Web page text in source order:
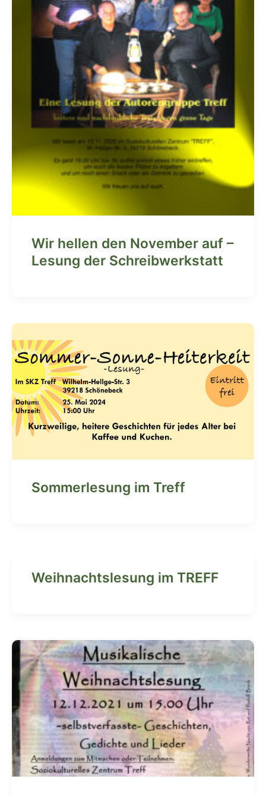
Wir hellen den November auf –
Lesung der Schreibwerkstatt
Sommerlesung im Treff
Weihnachtslesung im TREFF